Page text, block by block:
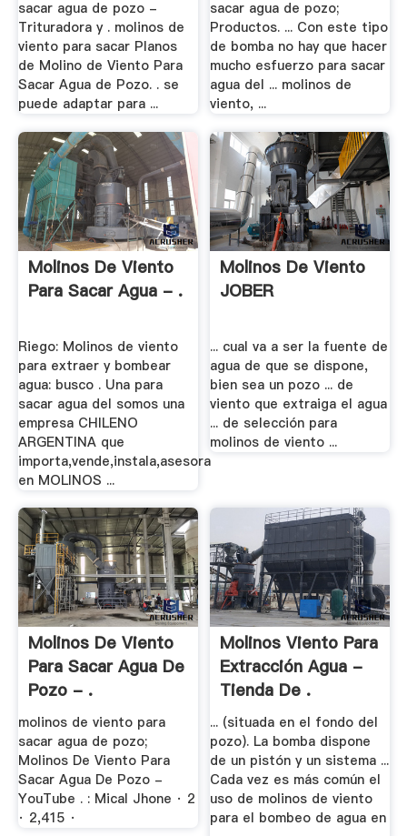
sacar agua de pozo -
Trituradora y . molinos de
viento para sacar Planos
de Molino de Viento Para
Sacar Agua de Pozo. . se
puede adaptar para ...
sacar agua de pozo;
Productos. ... Con este tipo
de bomba no hay que hacer
mucho esfuerzo para sacar
agua del ... molinos de
viento, ...
Molinos De Viento
Para Sacar Agua - .
Riego: Molinos de viento
para extraer y bombear
agua: busco . Una para
sacar agua del somos una
empresa CHILENO
ARGENTINA que
importa,vende,instala,asesora
en MOLINOS ...
Molinos De Viento
JOBER
... cual va a ser la fuente de
agua de que se dispone,
bien sea un pozo ... de
viento que extraiga el agua
... de selección para
molinos de viento ...
Molinos De Viento
Para Sacar Agua De
Pozo - .
molinos de viento para
sacar agua de pozo;
Molinos De Viento Para
Sacar Agua De Pozo -
YouTube . : Mical Jhone · 2
· 2,415 ·
Molinos Viento Para
Extracción Agua -
Tienda De .
... (situada en el fondo del
pozo). La bomba dispone
de un pistón y un sistema ...
Cada vez es más común el
uso de molinos de viento
para el bombeo de agua en